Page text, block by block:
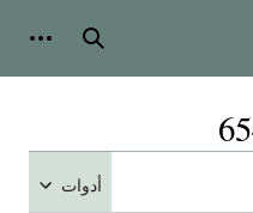
بحث
أدوات